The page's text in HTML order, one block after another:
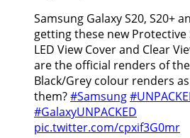
Samsung Galaxy S20, S20+
getting these new Protective
LED View Cover and Clear
are the official renders of
Black/Grey colour renders
them?#Samsung
#GalaxyUNPACKED
pic.twitter.com/cpxif3G0mr